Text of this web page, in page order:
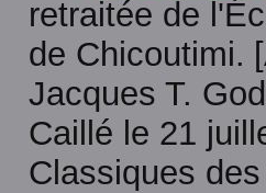
retraitée de
de Chicoutimi.
Jacques T.
Caillé le 21
Classiques